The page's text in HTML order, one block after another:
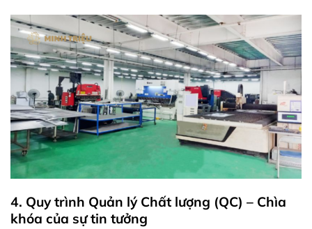
4. Quy trình Quản lý Chất lượng (QC) – Chìa
khóa của sự tin tưởng